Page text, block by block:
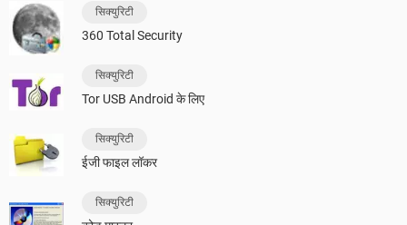
सिक्युरिटी
360 Total Security
सिक्युरिटी
Tor USB Android के लिए
सिक्युरिटी
ईजी फाइल लॉकर
सिक्युरिटी